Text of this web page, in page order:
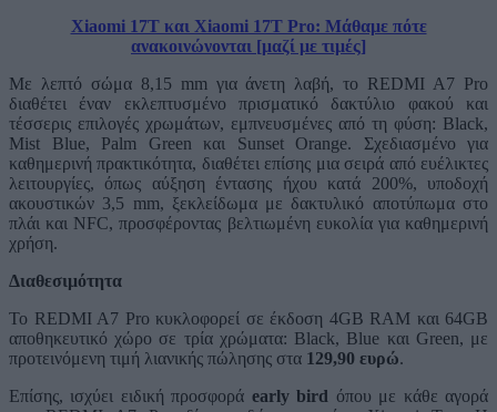
Xiaomi 17T και Xiaomi 17T Pro: Μάθαμε πότε
ανακοινώνονται [μαζί με τιμές]
Με λεπτό σώμα 8,15 mm για άνετη λαβή, το REDMI A7 Pro
διαθέτει έναν εκλεπτυσμένο πρισματικό δακτύλιο φακού και
τέσσερις επιλογές χρωμάτων, εμπνευσμένες από τη φύση: Black,
Mist Blue, Palm Green και Sunset Orange. Σχεδιασμένο για
καθημερινή πρακτικότητα, διαθέτει επίσης μια σειρά από ευέλικτες
λειτουργίες, όπως αύξηση έντασης ήχου κατά 200%, υποδοχή
ακουστικών 3,5 mm, ξεκλείδωμα με δακτυλικό αποτύπωμα στο
πλάι και NFC, προσφέροντας βελτιωμένη ευκολία για καθημερινή
χρήση.
Διαθεσιμότητα
Το REDMI A7 Pro κυκλοφορεί σε έκδοση 4GB RAM και 64GB
αποθηκευτικό χώρο σε τρία χρώματα: Black, Blue και Green, με
προτεινόμενη τιμή λιανικής πώλησης στα 129,90 ευρώ.
Επίσης, ισχύει ειδική προσφορά early bird όπου με κάθε αγορά